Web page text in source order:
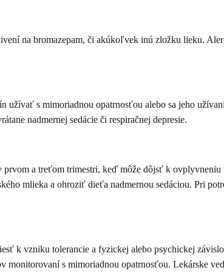
na bromazepam, či akúkoľvek inú zložku lieku.
užívať s mimoriadnou opatrnosťou alebo sa jeho
nadmernej sedácie či respiračnej depresie.
prvom a treťom trimestri, keď môže dôjsť k
mlieka a ohroziť dieťa nadmernou sedáciou. Pri
k vzniku tolerancie a fyzickej alebo psychickej
s mimoriadnou opatrnosťou. Lekárske